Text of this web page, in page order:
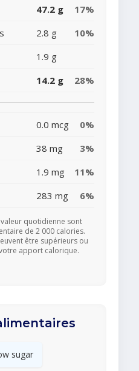
47.2 g
17%
2.8 g
10%
1.9 g
14.2 g 28%
0.0 mcg
0%
38 mg
3%
1.9 mg
11%
283 mg 6%
quotidienne sont
de 2 000 calories.
être supérieurs ou
apport calorique.
sugar